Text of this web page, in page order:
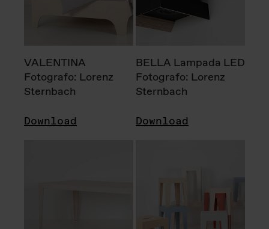
VALENTINA
Fotografo: Lorenz
Sternbach
Download
BELLA Lampada LED
Fotografo: Lorenz
Sternbach
Download